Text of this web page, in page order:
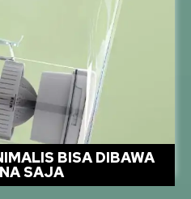
BISA DIBAWA
SAJA